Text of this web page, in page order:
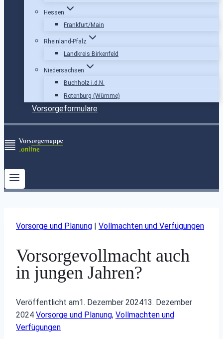
Hessen
Frankfurt/Main
Rheinland-Pfalz
Landkreis Birkenfeld
Niedersachsen
Buchholz i.d.N.
Rotenburg (Wümme)
Vorsorgeformulare
Vorsorge und Planung Vollmachten und Verfügungen
Vorsorgevollmacht auch
in jungen Jahren?
Veröffentlicht am1. Dezember 202413. Dezember
2024 Vorsorge und Planung, Vollmachten und
Verfügungen